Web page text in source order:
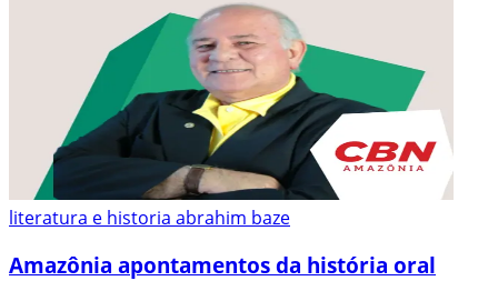
literatura e historia abrahim baze
Amazônia apontamentos da história oral